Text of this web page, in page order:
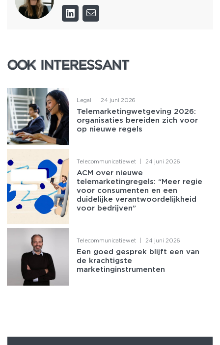
OOK INTERESSANT
OOK INTERESSANT
Legal 24 juni 2026
Telemarketingwetgeving 2026:
organisaties bereiden zich voor
op nieuwe regels
Telecommunicatiewet 24 juni 2026
ACM over nieuwe
telemarketingregels: “Meer regie
voor consumenten en een
duidelijke verantwoordelijkheid
voor bedrijven”
Telecommunicatiewet 24 juni 2026
Een goed gesprek blijft een van
de krachtigste
marketinginstrumenten